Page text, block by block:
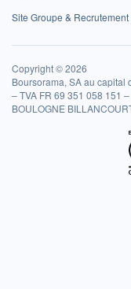
Site Groupe & Recrutement
Copyright © 2026
Boursorama, SA au capital
– TVA FR 69 351 058 151
BOULOGNE